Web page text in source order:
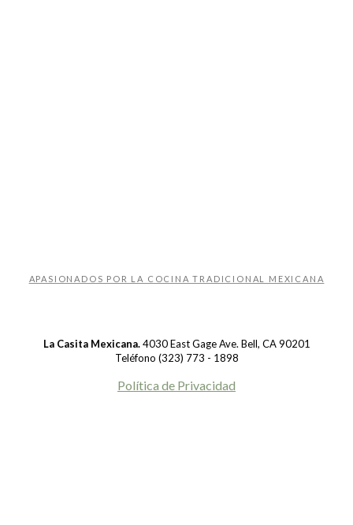
APASIONADOS POR LA COCINA TRADICIONAL MEXICANA
La Casita Mexicana.4030 East Gage Ave. Bell, CA 90201
Teléfono (323) 773 - 1898
Política de Privacidad